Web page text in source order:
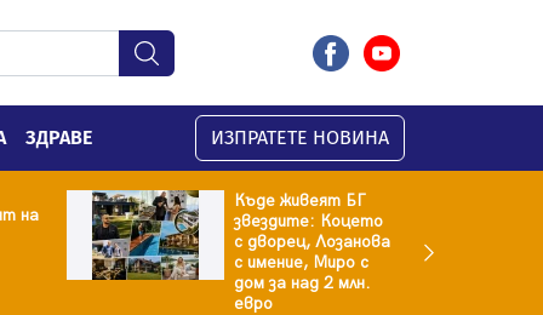
ЗДРАВЕ ИЗПРАТЕТЕ НОВИНА
на
Къде живеят БГ
звездите: Коцето
с дворец, Лозанова
с имение, Миро с
дом за над 2 млн.
евро